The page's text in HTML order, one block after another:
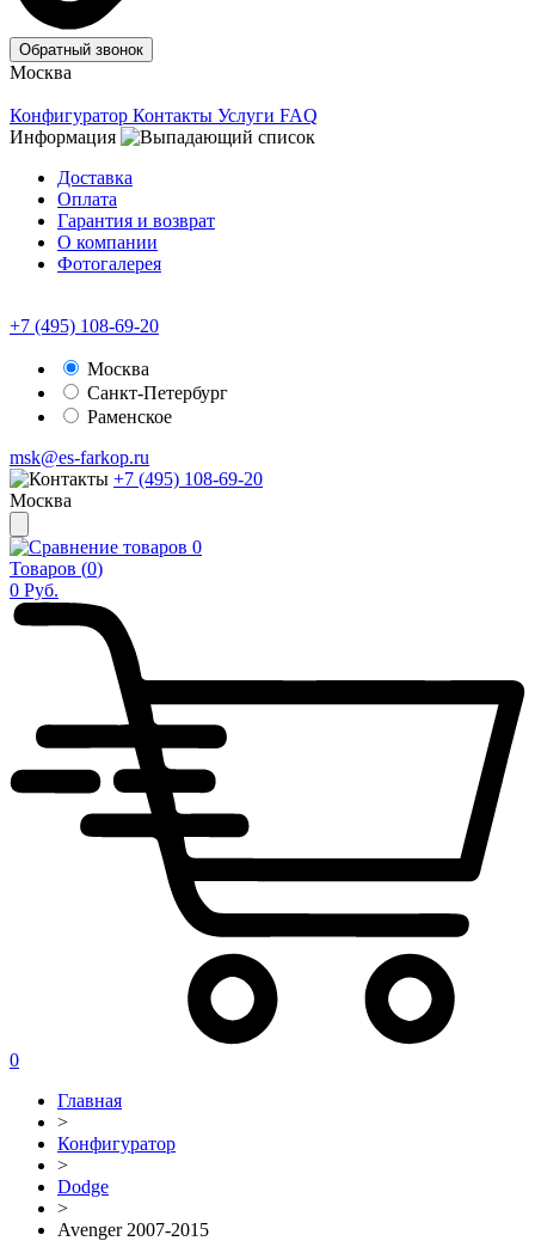
Обратный звонок
Москва
Конфигуратор Контакты Услуги FAQ
Информация
Доставка
Оплата
Гарантия и возврат
О компании
Фотогалерея
+7 (495) 108-69-20
Москва
Санкт-Петербург
Раменское
msk@es-farkop.ru
+7 (495) 108-69-20
Москва
0
Товаров (0)
0 Руб.
0
Главная
>
Конфигуратор
>
Dodge
>
Avenger 2007-2015